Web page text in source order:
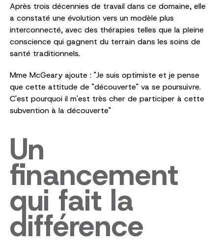
Après trois décennies de travail dans ce domaine, elle
a constaté une évolution vers un modèle plus
interconnecté, avec des thérapies telles que la pleine
conscience qui gagnent du terrain dans les soins de
santé traditionnels.
Mme McGeary ajoute : "Je suis optimiste et je pense
que cette attitude de "découverte" va se poursuivre.
C'est pourquoi il m'est très cher de participer à cette
subvention à la découverte"
Un
financement
qui fait la
différence